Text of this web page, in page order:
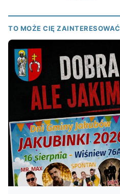
TO MOŻE CIĘ ZAINTERESOWAĆ